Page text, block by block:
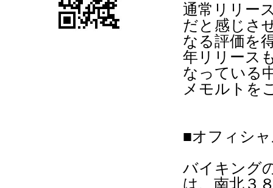
通常リリー
だと感じさ
なる評価を
年リリース
なっている
メモルトを
■オフィシ
バイキング
は、南北３